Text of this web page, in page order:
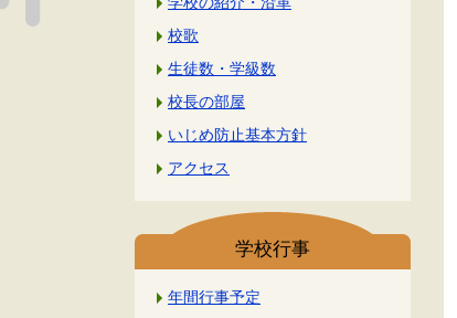
校歌
生徒数・学級数
校長の部屋
いじめ防止基本方針
アクセス
学校行事
年間行事予定